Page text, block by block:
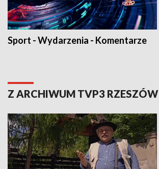
Sport - Wydarzenia - Komentarze
Z ARCHIWUM TVP3 RZESZÓW